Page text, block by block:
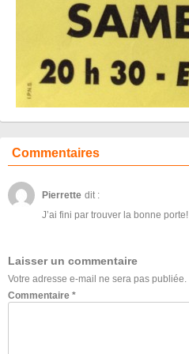
Commentaires
Pierrette dit :
J’ai fini par trouver la bonne porte!
Laisser un commentaire
Votre adresse e-mail ne sera pas publiée.
Commentaire *